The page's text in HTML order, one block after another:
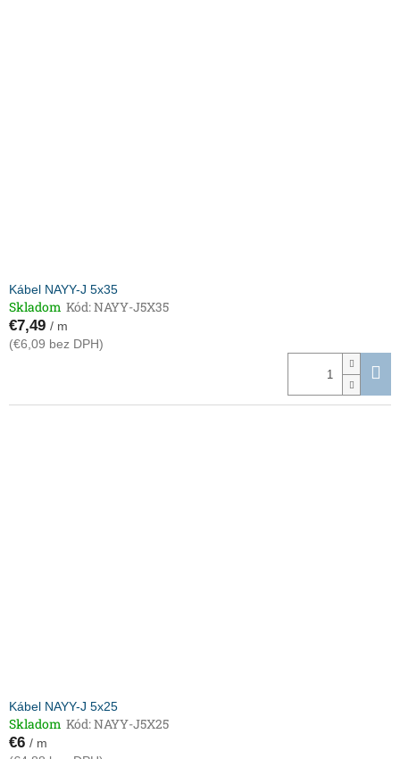
Kábel NAYY-J 5x35
Skladom Kód:NAYY-J5X35
€7,49 / m
(€6,09 bez DPH)
Kábel NAYY-J 5x25
Skladom Kód:NAYY-J5X25
€6 / m